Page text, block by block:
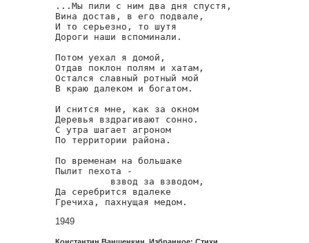
...Мы пили с ним два дня спустя,
Вина достав, в его подвале,
И то серьезно, то шутя
Дороги наши вспоминали.
Потом уехал я домой,
Отдав поклон полям и хатам,
Остался славный ротный мой
В краю далеком и богатом.
И снится мне, как за окном
Деревья вздрагивают сонно.
С утра шагает агроном
По территории района.
По временам на большаке
Пылит пехота -
          взвод за взводом,
Да серебрится вдалеке
Гречиха, пахнущая медом.
1949